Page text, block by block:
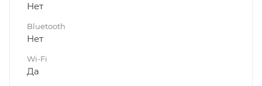
Нет
Bluetooth
Нет
Wi-Fi
Да